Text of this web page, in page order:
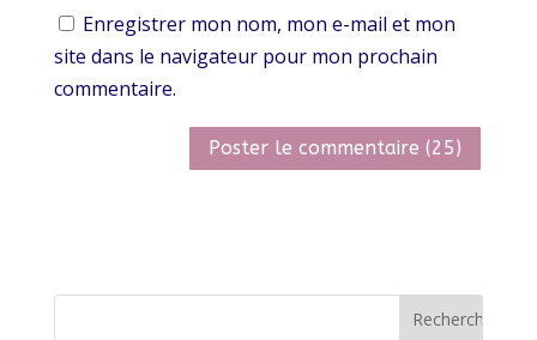
Enregistrer mon nom, mon e-mail et mon
site dans le navigateur pour mon prochain
commentaire.